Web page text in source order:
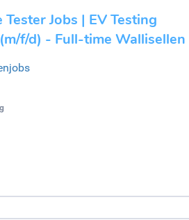
Jobs | EV Testing
f/d) - Full-time Wallisellen